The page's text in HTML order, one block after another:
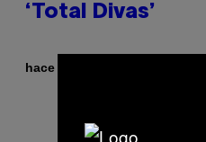
‘Total Divas’
hace 42 minutos